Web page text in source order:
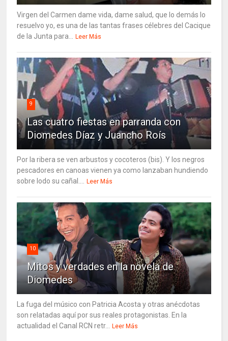
Virgen del Carmen dame vida, dame salud, que lo demás lo
resuelvo yo, es una de las tantas frases célebres del Cacique
de la Junta para...
Leer Más
9
Las cuatro fiestas en parranda con
Diomedes Díaz y Juancho Roís
Por la ribera se ven arbustos y cocoteros (bis). Y los negros
pescadores en canoas vienen ya como lanzaban hundiendo
sobre lodo su cañal....
Leer Más
10
Mitos y verdades en la novela de
Diomedes
La fuga del músico con Patricia Acosta y otras anécdotas
son relatadas aquí por sus reales protagonistas. En la
actualidad el Canal RCN retr...
Leer Más